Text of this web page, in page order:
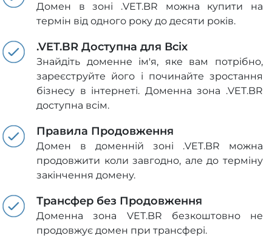
Домен в зоні .VET.BR можна купити на
термін від одного року до десяти років.
.VET.BR Доступна для Всіх
Знайдіть доменне ім'я, яке вам потрібно,
зареєструйте його і починайте зростання
бізнесу в інтернеті. Доменна зона .VET.BR
доступна всім.
Правила Продовження
Домен в доменній зоні .VET.BR можна
продовжити коли завгодно, але до терміну
закінчення домену.
Трансфер без Продовження
Доменна зона VET.BR безкоштовно не
продовжує домен при трансфері.